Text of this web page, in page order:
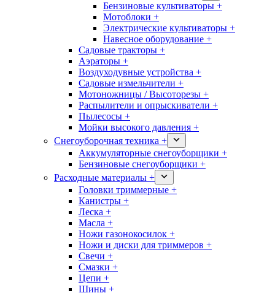
Бензиновые культиваторы +
Мотоблоки +
Электрические культиваторы +
Навесное оборудование +
Садовые тракторы +
Аэраторы +
Воздуходувные устройства +
Садовые измельчители +
Мотоножницы / Высоторезы +
Распылители и опрыскиватели +
Пылесосы +
Мойки высокого давления +
Снегоуборочная техника +
Аккумуляторные снегоуборщики +
Бензиновые снегоуборщики +
Расходные материалы +
Головки триммерные +
Канистры +
Леска +
Масла +
Ножи газонокосилок +
Ножи и диски для триммеров +
Свечи +
Смазки +
Цепи +
Шины +